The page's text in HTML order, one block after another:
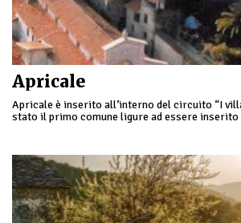
Apricale
Apricale è inserito all’interno del circuito “I
stato il primo comune ligure ad essere